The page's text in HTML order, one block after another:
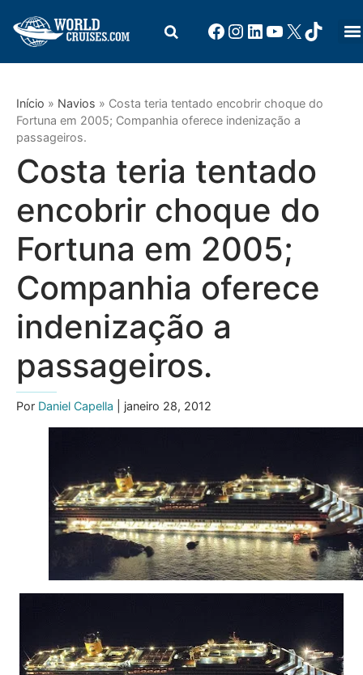
Início » Navios » Costa teria tentado encobrir choque do
Fortuna em 2005; Companhia oferece indenização a
passageiros.
Costa teria tentado
encobrir choque do
Fortuna em 2005;
Companhia oferece
indenização a
passageiros.
Por Daniel Capella | janeiro 28, 2012